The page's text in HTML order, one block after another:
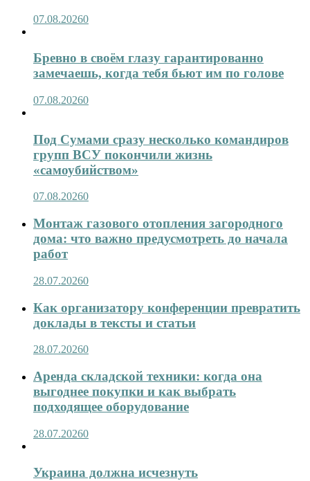
07.08.20260
Бревно в своём глазу гарантированно
замечаешь, когда тебя бьют им по голове
07.08.20260
Под Сумами сразу несколько командиров
групп ВСУ покончили жизнь
«самоубийством»
07.08.20260
Монтаж газового отопления загородного
дома: что важно предусмотреть до начала
работ
28.07.20260
Как организатору конференции превратить
доклады в тексты и статьи
28.07.20260
Аренда складской техники: когда она
выгоднее покупки и как выбрать
подходящее оборудование
28.07.20260
Украина должна исчезнуть